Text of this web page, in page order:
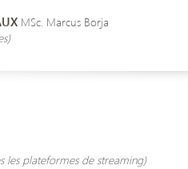
MSc. Marcus Borja
les plateformes de streaming)